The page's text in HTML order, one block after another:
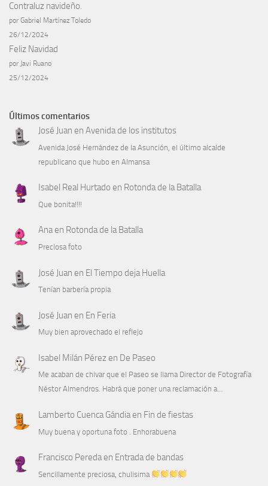
Contraluz navideño.
por Gabriel Martínez Toledo
26/12/2024
Feliz Navidad
por Javi Ruano
25/12/2024
Últimos comentarios
José Juan en Avenida de los institutos
Avenida José Hernández de la Asunción, el último alcalde
republicano que hubo en Almansa
Isabel Real Hurtado en Rotonda de la Batalla
Que bonita!!!!
Anaen Rotonda de la Batalla
Preciosa foto
José Juan en El Tiempo deja Huella
Tenían barbería propia
José Juan en En Feria
Muy bien aprovechado el reflejo
Isabel Milán Pérezen De Paseo
Me acaban de chivar que el Paseo se llama Director de Fotografía
Néstor Almendros. Habrá que poner una reclamación a…
Lamberto Cuenca Gándiaen Fin de fiestas
Muy buena y oportuna foto . Enhorabuena
Francisco Peredaen Entrada de bandas
Sencillamente preciosa, chulisima